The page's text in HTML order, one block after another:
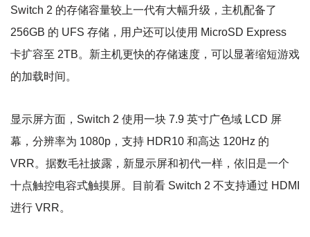
Switch 2 的存储容量较上一代有大幅升级，主机配备了
256GB 的 UFS 存储，用户还可以使用 MicroSD Express
卡扩容至 2TB。新主机更快的存储速度，可以显著缩短游戏
的加载时间。
显示屏方面，Switch 2 使用一块 7.9 英寸广色域 LCD 屏
幕，分辨率为 1080p，支持 HDR10 和高达 120Hz 的
VRR。据数毛社披露，新显示屏和初代一样，依旧是一个
十点触控电容式触摸屏。目前看 Switch 2 不支持通过 HDMI
进行 VRR。